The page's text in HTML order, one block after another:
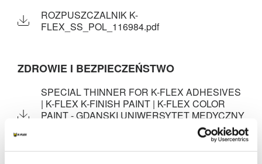
ROZPUSZCZALNIK K-
FLEX_SS_POL_116984.pdf
ZDROWIE I BEZPIECZEŃSTWO
SPECIAL THINNER FOR K-FLEX ADHESIVES
| K-FLEX K-FINISH PAINT | K-FLEX COLOR
PAINT - GDANSKI UNIWERSYTET MEDYCZNY
- Internal method Health & Safety - Approvals -
SPECIAL THINNER FOR K-FLEX ADHESIVES